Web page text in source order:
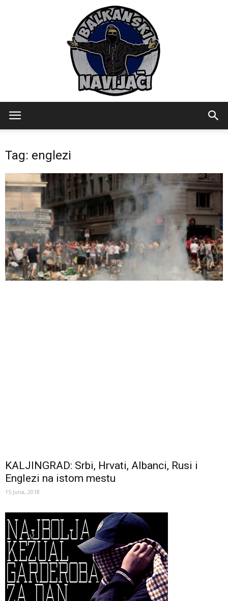
Tag: englezi
KALJINGRAD: Srbi, Hrvati, Albanci, Rusi i
Englezi na istom mestu
15 Juna, 2018